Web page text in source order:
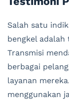
Salah satu
bengkel
Transmisi
berbagai
layanan
menggunakan